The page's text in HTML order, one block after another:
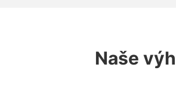
Naše